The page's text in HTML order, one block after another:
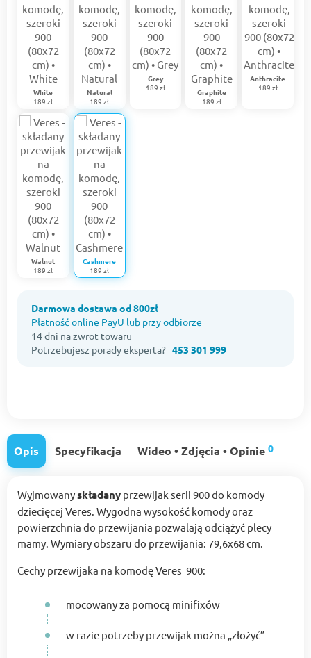
White
189 zł
Natural
189 zł
Grey
189 zł
Graphite
189 zł
Anthracite
189 zł
Walnut
189 zł
Cashmere
189 zł
Darmowa dostawa od 800zł
Płatność online PayU lub przy odbiorze
14 dni na zwrot towaru
Potrzebujesz porady eksperta? 453 301 999
Opis Specyfikacja Wideo • Zdjęcia • Opinie 0
Wyjmowanyskładany przewijak serii 900 do komody
dziecięcej Veres. Wygodna wysokość komody oraz
powierzchnia do przewijania pozwalają odciążyć plecy
mamy. Wymiary obszaru do przewijania: 79,6x68 cm.
Cechy przewijaka na komodę Veres 900:
mocowany za pomocą minifixów
w razie potrzeby przewijak można „złożyć”